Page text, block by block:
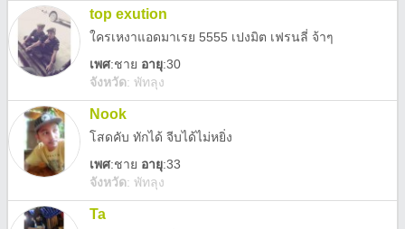
top exution
ใครเหงาแอดมาเรย 5555 เปงมิต เฟรนลี่ จ้าๆ
เพศ:ชาย อายุ:30
จังหวัด: พัทลุง
Nook
โสดคับ ทักได้ จีบได้ไม่หยิ่ง
เพศ:ชาย อายุ:33
จังหวัด: พัทลุง
Ta